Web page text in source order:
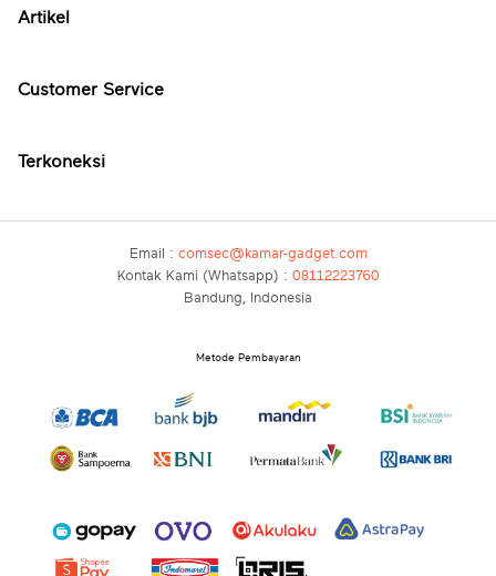
Artikel
Customer Service
Terkoneksi
Email : comsec@kamar-gadget.com
Kontak Kami (Whatsapp) : 08112223760
Bandung, Indonesia
Metode Pembayaran